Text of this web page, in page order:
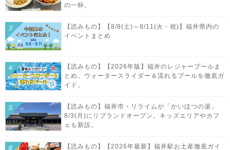
の一杯。
【読みもの】【8/8(土)～8/11(火・祝)】福井県内の
イベントまとめ
【読みもの】【2026年版】福井のレジャープールま
とめ。ウォータースライダー＆流れるプールを徹底ガ
イド。
【読みもの】福井市・リライムが「かいほつの湯」
8/3(月)にリブランドオープン。キッズエリアやカフ
ェも新設。
【読みもの】【2026年最新】福井駅お土産徹底ガイ